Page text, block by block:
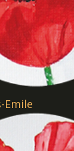
Emile